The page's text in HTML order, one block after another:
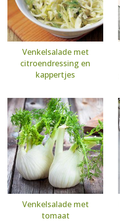
Venkelsalade met
citroendressing en
kappertjes
Venkelsalade met
tomaat